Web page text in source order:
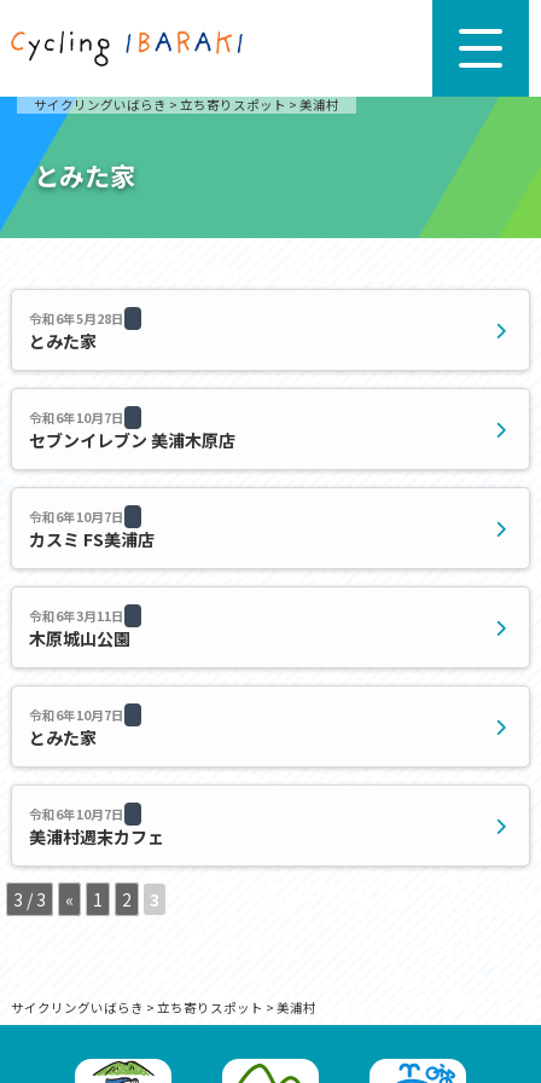
サイクリングいばらき > 立ち寄りスポット > 美浦村
とみた家
令和6年5月28日
とみた家
令和6年10月7日
セブンイレブン 美浦木原店
令和6年10月7日
カスミ FS美浦店
令和6年3月11日
木原城山公園
令和6年10月7日
とみた家
令和6年10月7日
美浦村週末カフェ
3 / 3 « 1 2 3
サイクリングいばらき > 立ち寄りスポット > 美浦村